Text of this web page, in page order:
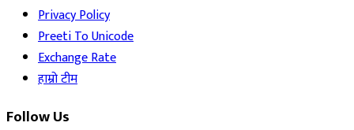
Privacy Policy
Preeti To Unicode
Exchange Rate
हाम्रो टीम
Follow Us